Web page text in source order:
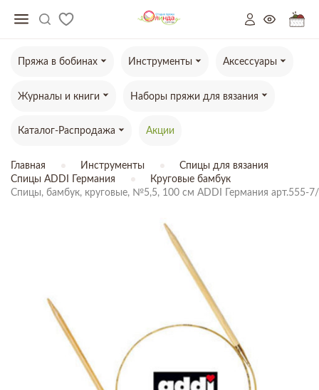
Пряжа в бобинах Инструменты Аксессуары
Журналы и книги Наборы пряжи для вязания
Каталог-Распродажа Акции
Главная Инструменты
Спицы для вязания
Спицы ADDI Германия
Круговые бамбук
Спицы, бамбук, круговые, №5,5, 100 см ADDI Германия арт.555-